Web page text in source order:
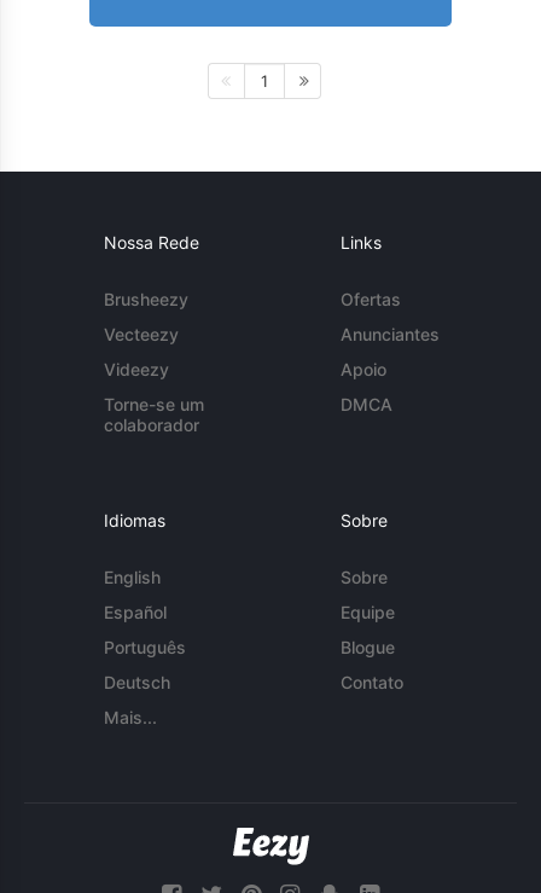
1
Nossa Rede
Brusheezy
Vecteezy
Videezy
Torne-se um
colaborador
Links
Ofertas
Anunciantes
Apoio
DMCA
Idiomas
English
Español
Português
Deutsch
Mais...
Sobre
Sobre
Equipe
Blogue
Contato